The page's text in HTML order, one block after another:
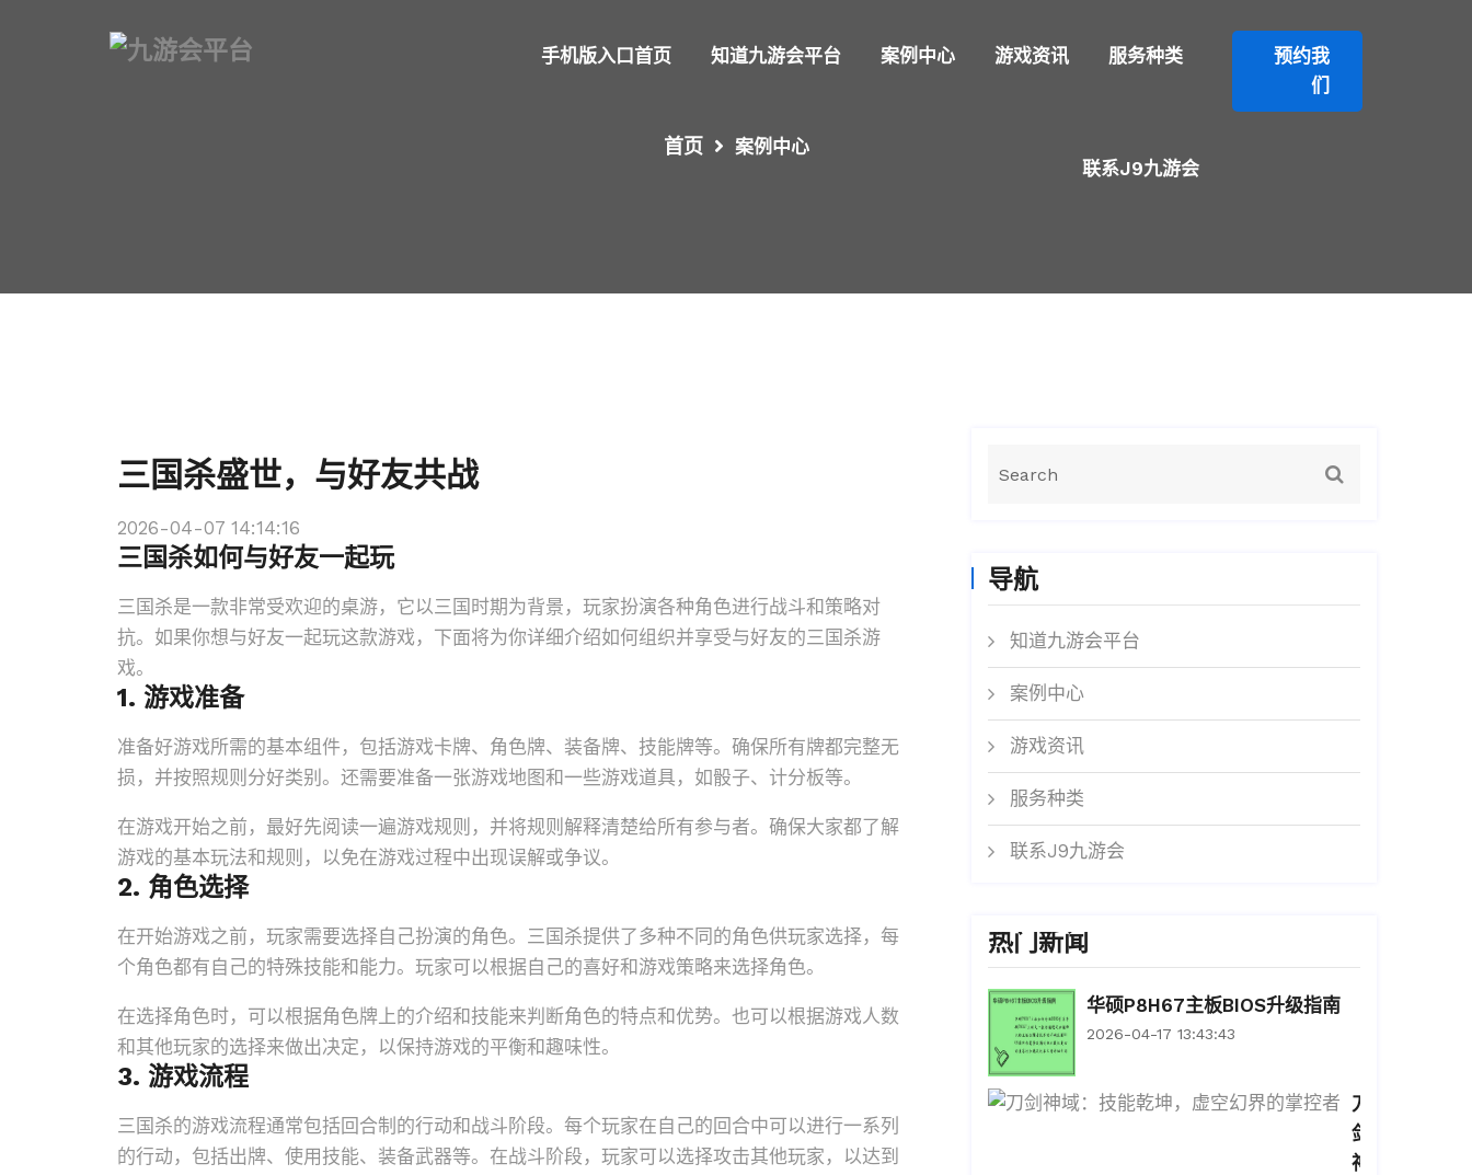
手机版入口首页 知道九游会平台 案例中心 游戏资讯 服务种类
联系J9九游会
预约我
们
首页 案例中心
三国杀盛世，与好友共战
2026-04-07 14:14:16
三国杀如何与好友一起玩
三国杀是一款非常受欢迎的桌游，它以三国时期为背景，玩家扮演各种角色进行战斗和策略对
抗。如果你想与好友一起玩这款游戏，下面将为你详细介绍如何组织并享受与好友的三国杀游
戏。
1. 游戏准备
准备好游戏所需的基本组件，包括游戏卡牌、角色牌、装备牌、技能牌等。确保所有牌都完整无
损，并按照规则分好类别。还需要准备一张游戏地图和一些游戏道具，如骰子、计分板等。
在游戏开始之前，最好先阅读一遍游戏规则，并将规则解释清楚给所有参与者。确保大家都了解
游戏的基本玩法和规则，以免在游戏过程中出现误解或争议。
2. 角色选择
在开始游戏之前，玩家需要选择自己扮演的角色。三国杀提供了多种不同的角色供玩家选择，每
个角色都有自己的特殊技能和能力。玩家可以根据自己的喜好和游戏策略来选择角色。
在选择角色时，可以根据角色牌上的介绍和技能来判断角色的特点和优势。也可以根据游戏人数
和其他玩家的选择来做出决定，以保持游戏的平衡和趣味性。
3. 游戏流程
三国杀的游戏流程通常包括回合制的行动和战斗阶段。每个玩家在自己的回合中可以进行一系列
的行动，包括出牌、使用技能、装备武器等。在战斗阶段，玩家可以选择攻击其他玩家，以达到
导航
知道九游会平台
案例中心
游戏资讯
服务种类
联系J9九游会
热门新闻
华硕P8H67主板BIOS升级指南
2026-04-17 13:43:43
刀
剑
神